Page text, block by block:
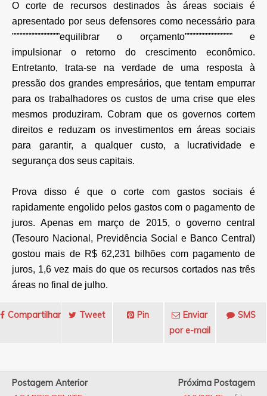
O corte de recursos destinados às áreas sociais é
apresentado por seus defensores como necessário para
””””””””””””””””equilibrar o orçamento”””””””””””””””” e
impulsionar o retorno do crescimento econômico.
Entretanto, trata-se na verdade de uma resposta à
pressão dos grandes empresários, que tentam empurrar
para os trabalhadores os custos de uma crise que eles
mesmos produziram. Cobram que os governos cortem
direitos e reduzam os investimentos em áreas sociais
para garantir, a qualquer custo, a lucratividade e
segurança dos seus capitais.
Prova disso é que o corte com gastos sociais é
rapidamente engolido pelos gastos com o pagamento de
juros. Apenas em março de 2015, o governo central
(Tesouro Nacional, Previdência Social e Banco Central)
gostou mais de R$ 62,231 bilhões com pagamento de
juros, 1,6 vez mais do que os recursos cortados nas três
áreas no final de julho.
Compartilhar Tweet Pin
Enviar
por e-mail
SMS
Postagem Anterior
Próxima Postagem